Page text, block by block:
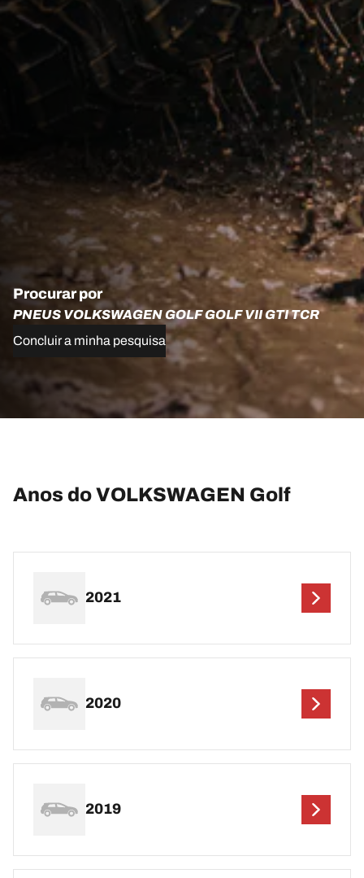
Procurar por
PNEUS VOLKSWAGEN GOLF GOLF VII GTI TCR
Concluir a minha pesquisa
Anos do VOLKSWAGEN Golf
2021
2020
2019